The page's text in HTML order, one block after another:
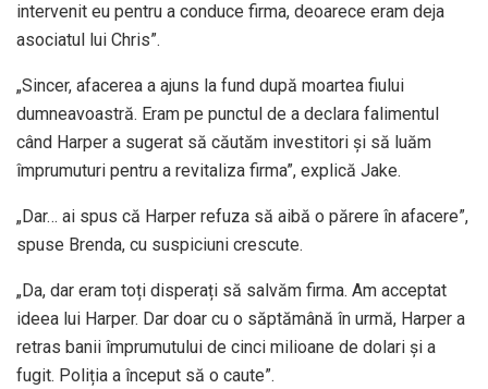
intervenit eu pentru a conduce firma, deoarece eram deja
asociatul lui Chris”.
„Sincer, afacerea a ajuns la fund după moartea fiului
dumneavoastră. Eram pe punctul de a declara falimentul
când Harper a sugerat să căutăm investitori și să luăm
împrumuturi pentru a revitaliza firma”, explică Jake.
„Dar… ai spus că Harper refuza să aibă o părere în afacere”,
spuse Brenda, cu suspiciuni crescute.
„Da, dar eram toți disperați să salvăm firma. Am acceptat
ideea lui Harper. Dar doar cu o săptămână în urmă, Harper a
retras banii împrumutului de cinci milioane de dolari și a
fugit. Poliția a început să o caute”.